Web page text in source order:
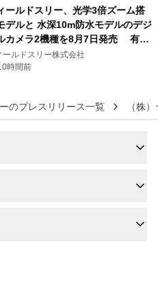
ールドスリー、光学3倍ズーム搭
デルと 水深10m防水モデルのデジ
カメラ2機種を8月7日発売 有効
万画素、用途別に選べるコンデ
登場
ールドスリー株式会社
時間前
のプレスリリース一覧 （株